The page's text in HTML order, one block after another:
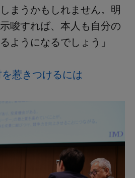
まうかもしれません。明
唆すれば、本人も自分の
ようになるでしょう」
惹きつけるには